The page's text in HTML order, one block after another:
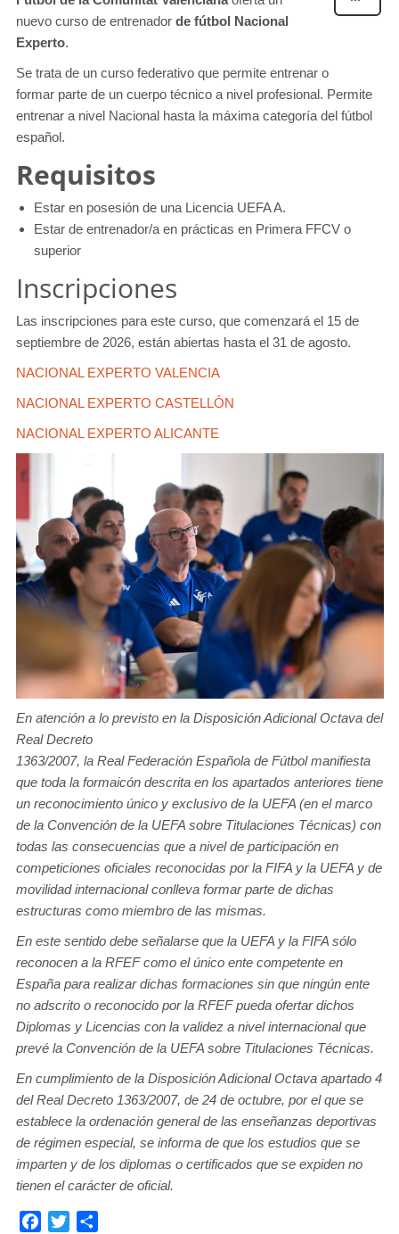
nuevo curso de entrenadorde fútbol Nacional
Experto.
Se trata de un curso federativo que permite entrenar o
formar parte de un cuerpo técnico a nivel profesional. Permite
entrenar a nivel Nacional hasta la máxima categoría del fútbol
español.
Requisitos
Estar en posesión de una Licencia UEFA A.
Estar de entrenador/a en prácticas en Primera FFCV o
superior
Inscripciones
Las inscripciones para este curso, que comenzará el 15 de
septiembre de 2026, están abiertas hasta el 31 de agosto.
NACIONAL EXPERTO VALENCIA
NACIONAL EXPERTO CASTELLÓN
NACIONAL EXPERTO ALICANTE
En atención a lo previsto en la Disposición Adicional Octava del
Real Decreto
1363/2007, la Real Federación Española de Fútbol manifiesta
que toda la formaicón descrita en los apartados anteriores tiene
un reconocimiento único y exclusivo de la UEFA (en el marco
de la Convención de la UEFA sobre Titulaciones Técnicas) con
todas las consecuencias que a nivel de participación en
competiciones oficiales reconocidas por la FIFA y la UEFA y de
movilidad internacional conlleva formar parte de dichas
estructuras como miembro de las mismas.
En este sentido debe señalarse que la UEFA y la FIFA sólo
reconocen a la RFEF como el único ente competente en
España para realizar dichas formaciones sin que ningún ente
no adscrito o reconocido por la RFEF pueda ofertar dichos
Diplomas y Licencias con la validez a nivel internacional que
prevé la Convención de la UEFA sobre Titulaciones Técnicas.
En cumplimiento de la Disposición Adicional Octava apartado 4
del Real Decreto 1363/2007, de 24 de octubre, por el que se
establece la ordenación general de las enseñanzas deportivas
de régimen especial, se informa de que los estudios que se
imparten y de los diplomas o certificados que se expiden no
tienen el carácter de oficial.
Facebook
Twitter